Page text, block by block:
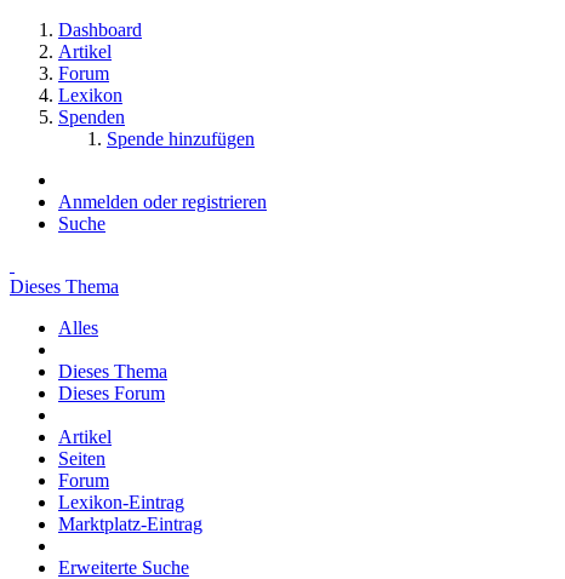
Dashboard
Artikel
Forum
Lexikon
Spenden
Spende hinzufügen
Anmelden oder registrieren
Suche
Dieses Thema
Alles
Dieses Thema
Dieses Forum
Artikel
Seiten
Forum
Lexikon-Eintrag
Marktplatz-Eintrag
Erweiterte Suche